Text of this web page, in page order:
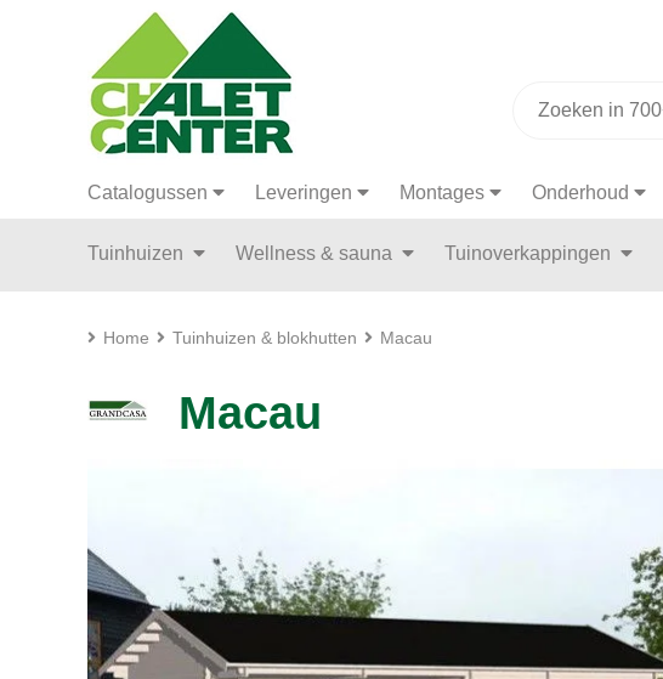
Catalogussen Leveringen Montages Onderhoud
Tuinhuizen Wellness & sauna Tuinoverkappingen
Home Tuinhuizen & blokhutten Macau
Macau